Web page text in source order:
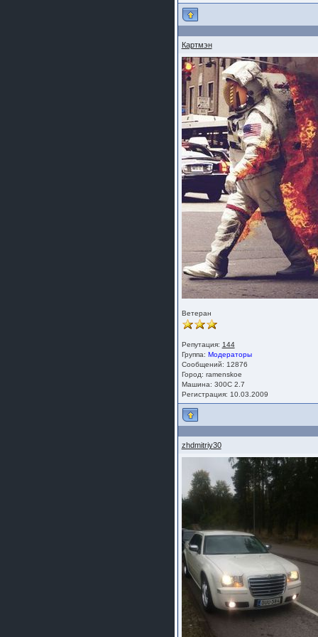
Картмэн
Ветеран
Репутация: 144
Группа: Модераторы
Сообщений: 12876
Город: ramenskoe
Машина: 300C 2.7
Регистрация: 10.03.2009
zhdmitriy30